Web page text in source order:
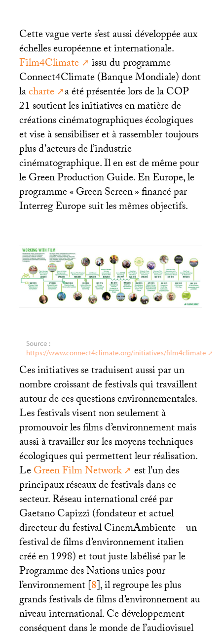
Cette vague verte s’est aussi développée aux
échelles européenne et internationale.
Film4Climate
issu du programme
Connect4Climate (Banque Mondiale) dont
lacharte a été présentée lors de laCOP
21 soutient les initiatives en matière de
créations cinématographiques écologiques
et vise à sensibiliser et à rassembler toujours
plus d’acteurs de l’industrie
cinématographique. Il en est de même pour
le Green Production Guide. En Europe, le
programme «Green Screen» financé par
Interreg Europe suit les mêmes objectifs.
Source :
https://www.connect4climate.org/initiatives/film4climate
Ces initiatives se traduisent aussi par un
nombre croissant de festivals qui travaillent
autour de ces questions environnementales.
Les festivals visent non seulement à
promouvoir les films d’environnement mais
aussi à travailler sur les moyens techniques
écologiques qui permettent leur réalisation.
LeGreen Film Network
est l’un des
principaux réseaux de festivals dans ce
secteur. Réseau international créé par
Gaetano Capizzi (fondateur et actuel
directeur du festival CinemAmbiente – un
festival de films d’environnement italien
créé en 1998) et tout juste labélisé par le
Programme des Nations unies pour
l’environnement[8], il regroupe les plus
grands festivals de films d’environnement au
niveau international. Ce développement